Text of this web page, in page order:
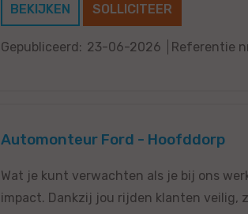
BEKIJKEN SOLLICITEER
Gepubliceerd: 23-06-2026 Referentie
Automonteur Ford - Hoofddorp
Wat je kunt verwachten als je bij ons
impact. Dankzij jou rijden klanten veilig,